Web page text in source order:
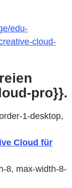
edu-
cloud-
pro}}.
1-desktop,
Cloud für
8, max-width-8-